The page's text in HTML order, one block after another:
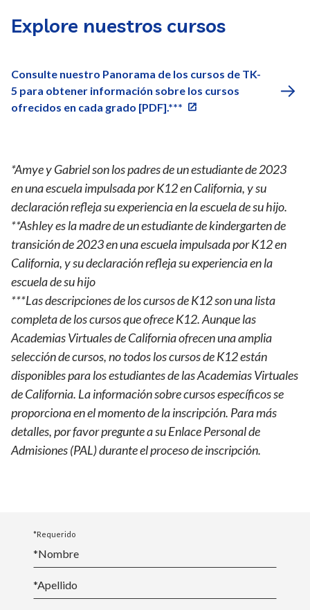
Explore nuestros cursos
Consulte nuestro Panorama de los cursos de TK-
5 para obtener información sobre los cursos
ofrecidos en cada grado [PDF].***
*Amye y Gabriel son los padres de un estudiante de 2023
en una escuela impulsada por K12 en California, y su
declaración refleja su experiencia en la escuela de su hijo.
**Ashley es la madre de un estudiante de kindergarten de
transición de 2023 en una escuela impulsada por K12 en
California, y su declaración refleja su experiencia en la
escuela de su hijo
***Las descripciones de los cursos de K12 son una lista
completa de los cursos que ofrece K12. Aunque las
Academias Virtuales de California ofrecen una amplia
selección de cursos, no todos los cursos de K12 están
disponibles para los estudiantes de las Academias Virtuales
de California. La información sobre cursos específicos se
proporciona en el momento de la inscripción. Para más
detalles, por favor pregunte a su Enlace Personal de
Admisiones (PAL) durante el proceso de inscripción.
*Requerido
*Nombre
*Apellido